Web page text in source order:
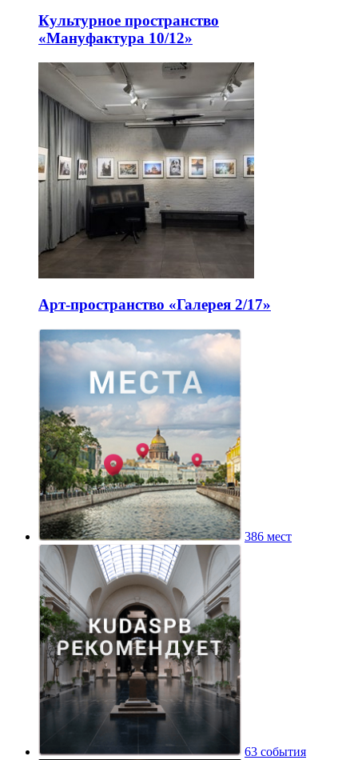
Культурное пространство
«Мануфактура 10/12»
Арт-пространство «Галерея 2/17»
386 мест
63 события